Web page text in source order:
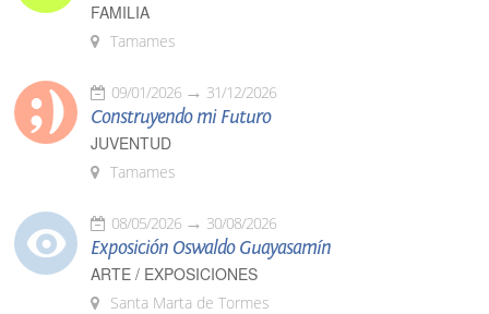
FAMILIA
Tamames
09/01/2026 31/12/2026
Construyendo mi Futuro
JUVENTUD
Tamames
08/05/2026 30/08/2026
Exposición Oswaldo Guayasamín
ARTE / EXPOSICIONES
Santa Marta de Tormes